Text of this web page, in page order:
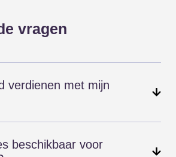
vragen
verdienen met mijn
beschikbaar voor